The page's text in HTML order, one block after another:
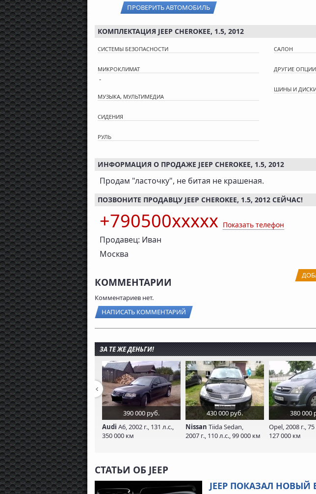
ПРОВЕРИТЬ АВТОМОБИЛЬ
КОМПЛЕКТАЦИЯ JEEP CHEROKEE, 1.5, 2012
СИСТЕМЫ БЕЗОПАСНОСТИ
МИКРОКЛИМАТ
-
МУЗЫКА, МУЛЬТИМЕДИА
СИДЕНИЯ
РУЛЬ
САЛОН
ДРУГИЕ ОПЦИИ
ШИНЫ И
ИНФОРМАЦИЯ О ПРОДАЖЕ JEEP CHEROKEE, 1.5, 2012
Продам "ласточку", не битая не крашеная.
ПОЗВОНИТЕ ПРОДАВЦУ JEEP CHEROKEE, 1.5, 2012 СЕЙЧАС!
+790500xxxxx Показать телефон
Продавец: Иван
Москва
КОММЕНТАРИИ
Комментариев нет.
НАПИСАТЬ КОММЕНТАРИЙ
ЗА ТЕ ЖЕ ДЕНЬГИ!
390 000 руб.
Audi A6, 2002 г., 131 л.с.,
350 000 км
430 000 руб.
Nissan Tiida Sedan,
2007 г., 110 л.с., 99 000 км
380 000
Opel, 2008 г., 75
127 000 км
СТАТЬИ ОБ JEEP
JEEP ПОКАЗАЛ